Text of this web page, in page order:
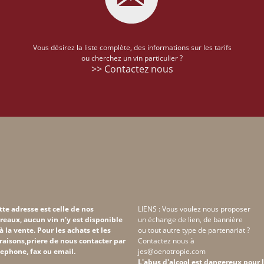
Vous désirez la liste complète, des informations sur les tarifs
ou cherchez un vin particulier ?
>> Contactez nous
adresse est celle de nos
aucun vin n'y est disponible
la vente. Pour les achats et les
de nous contacter par
fax ou email.
LIENS : Vous voulez nous proposer
un échange de lien, de bannière
ou tout autre type de partenariat ?
Contactez nous à
jes@oenotropie.com
L'abus d'alcool est dangereux pour